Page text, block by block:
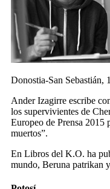
Donostia-San Sebastián,
Ander Izagirre escribe
los supervivientes de
Europeo de Prensa 2015
muertos”.
En Libros del K.O. ha
mundo, Beruna patrikan y